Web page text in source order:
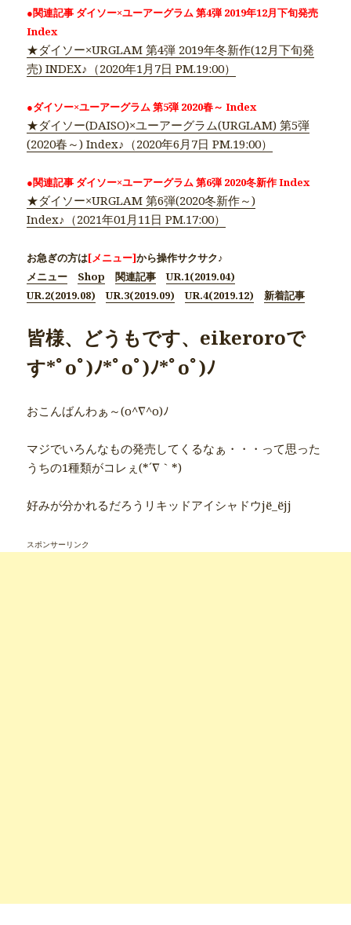
●関連記事 ダイソー×ユーアーグラム 第4弾 2019年12月下旬発売
Index
★ダイソー×URGLAM 第4弾 2019年冬新作(12月下旬発
売) INDEX♪（2020年1月7日 PM.19:00）
●ダイソー×ユーアーグラム 第5弾 2020春～ Index
★ダイソー(DAISO)×ユーアーグラム(URGLAM) 第5弾
(2020春～) Index♪（2020年6月7日 PM.19:00）
●関連記事 ダイソー×ユーアーグラム 第6弾 2020冬新作 Index
★ダイソー×URGLAM 第6弾(2020冬新作～)
Index♪（2021年01月11日 PM.17:00）
お急ぎの方は[メニュー]から操作サクサク♪
メニュー
Shop 関連記事
UR.1(2019.04)
UR.2(2019.08)
UR.3(2019.09) UR.4(2019.12) 新着記事
皆様、どうもです、eikeroroで
す*ﾟoﾟ)ﾉ*ﾟoﾟ)ﾉ*ﾟoﾟ)ﾉ
おこんばんわぁ～(o^∇^o)ﾉ
マジでいろんなもの発売してくるなぁ・・・って思った
うちの1種類がコレぇ(*´∇｀*)
好みが分かれるだろうリキッドアイシャドウjё_ёjj
スポンサーリンク